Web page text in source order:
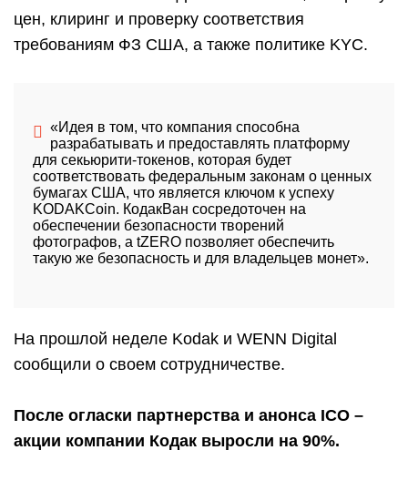
цен, клиринг и проверку соответствия
требованиям ФЗ США, а также политике KYC.
«Идея в том, что компания способна
разрабатывать и предоставлять платформу
для секьюрити-токенов, которая будет
соответствовать федеральным законам о ценных
бумагах США, что является ключом к успеху
KODAKCoin. КодакВан сосредоточен на
обеспечении безопасности творений
фотографов, а tZERO позволяет обеспечить
такую же безопасность и для владельцев монет».
На прошлой неделе Kodak и WENN Digital
сообщили о своем сотрудничестве.
После огласки партнерства и анонса ICO –
акции компании Кодак выросли на 90%.